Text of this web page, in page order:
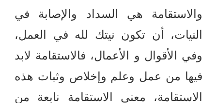
والاستقامة هي السداد والإصابة في
النيات، أن تكون نيتك لله في العمل،
وفي الأقوال و الأعمال، فالاستقامة لابد
فيها من عمل وعلم وإخلاص وثبات هذه
الاستقامة، معنى الاستقامة نابعة من